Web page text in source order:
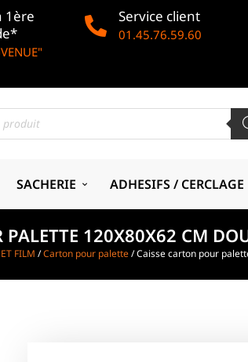
1ère
Service client
01.45.76.59.60
SACHERIE ADHESIFS / CERCLAGE
PALETTE 120X80X62 CM
FILM /Carton pour palette/ Caisse carton pour